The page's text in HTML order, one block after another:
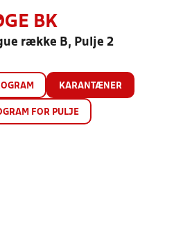
BK
række B, Pulje 2
KARANTÆNER
FOR PULJE